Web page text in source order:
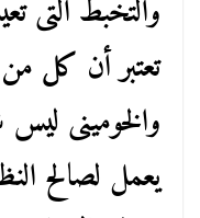
والتخبط التى
تعتبر أن كل
والخومينى
يعمل لصالح